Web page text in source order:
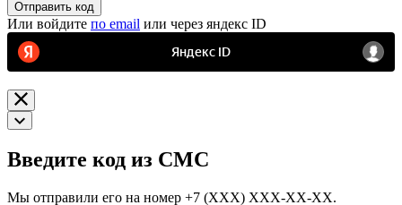
Отправить код
Или войдите по email или через яндекс ID
Введите код из СМС
Мы отправили его на номер +7 (ХХХ) ХХХ-ХХ-ХХ.